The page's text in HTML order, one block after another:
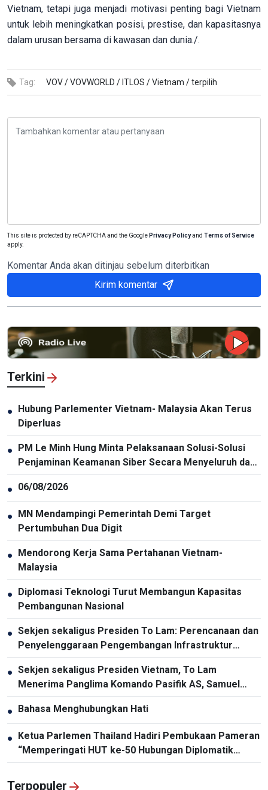
Vietnam, tetapi juga menjadi motivasi penting bagi Vietnam
untuk lebih meningkatkan posisi, prestise, dan kapasitasnya
dalam urusan bersama di kawasan dan dunia./.
Tag: VOV /VOVWORLD / ITLOS /Vietnam /terpilih
This site is protected by reCAPTCHA and the Google Privacy Policyand Terms of Service
apply.
Komentar Anda akan ditinjau sebelum diterbitkan
Kirim komentar
Terkini
●
Hubung Parlementer Vietnam- Malaysia Akan Terus
Diperluas
●
PM Le Minh Hung Minta Pelaksanaan Solusi-Solusi
Penjaminan Keamanan Siber Secara Menyeluruh dan
Sinkron
● 06/08/2026
●
MN Mendampingi Pemerintah Demi Target
Pertumbuhan Dua Digit
●
Mendorong Kerja Sama Pertahanan Vietnam-
Malaysia
●
Diplomasi Teknologi Turut Membangun Kapasitas
Pembangunan Nasional
● Sekjen sekaligus Presiden To Lam: Perencanaan dan
Penyelenggaraan Pengembangan Infrastruktur
Harus Diperbarui
● Sekjen sekaligus Presiden Vietnam, To Lam
Menerima Panglima Komando Pasifik AS, Samuel
Paparo
●
Bahasa Menghubungkan Hati
●
Ketua Parlemen Thailand Hadiri Pembukaan Pameran
“Memperingati HUT ke-50 Hubungan Diplomatik
Vietnam-Thailand”
Terpopuler